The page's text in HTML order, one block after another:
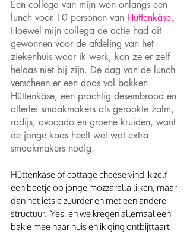
Een collega van mijn won onlangs een
lunch voor 10 personen van Hüttenkäse.
Hoewel mijn collega de actie had dit
gewonnen voor de afdeling van het
ziekenhuis waar ik werk, kon ze er zelf
helaas niet bij zijn. De dag van de lunch
verscheen er een doos vol bakken
Hüttenkäse, een prachtig desembrood en
allerlei smaakmakers als gerookte zalm,
radijs, avocado en groene kruiden, want
de jonge kaas heeft wel wat extra
smaakmakers nodig.
Hüttenkäse of cottage cheese vind ik zelf
een beetje op jonge mozzarella lijken, maar
dan net ietsje zuurder en met een andere
structuur.  Yes, en we kregen allemaal een
bakje mee naar huis en ik ging ontbijttaart